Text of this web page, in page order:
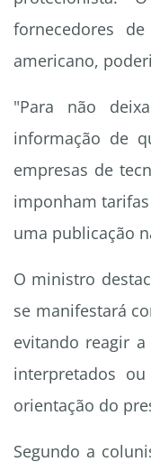
fornecedores
americano,
"Para não
informação de
empresas de
imponham
uma publicação
O ministro
se manifestará
evitando reagir
interpretados
orientação do
Segundo a